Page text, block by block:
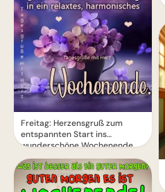
Freitag: Herzensgruß zum
entspannten Start ins
wunderschöne Wochenende